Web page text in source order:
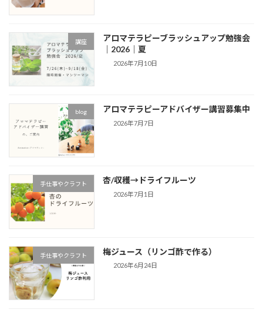
講座
アロマテラピーブラッシュアップ勉強会
｜2026｜夏
2026年7月10日
blog アロマテラピーアドバイザー講習募集中
2026年7月7日
手仕事やクラフト 杏/収穫→ドライフルーツ
2026年7月1日
手仕事やクラフト 梅ジュース（リンゴ酢で作る）
2026年6月24日